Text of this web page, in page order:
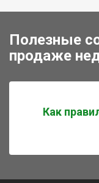
Полезные
продаже
Как